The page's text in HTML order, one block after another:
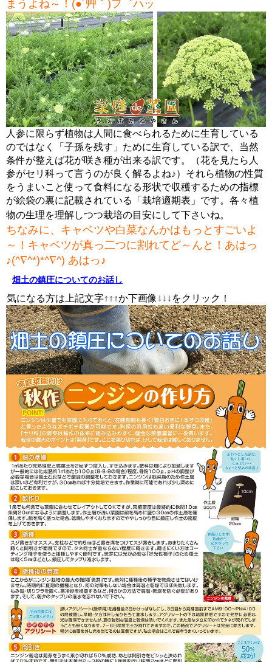
まうよね～！(●´艸｀)フ゛ハッ
人参に限らず植物は人間に食べられるために生育している
のではなく「子孫を残す」ために生育している訳で、当然
条件が整えば花が咲き種が出来る訳です。（花を見たら人
参がセリ科って言うのが良く解るよね♪）それら植物の性質
をうまいこと使って食料になる形状で収穫するための指標
が絵袋の裏に記載されている「栽培適期表」です。各々植
物の生理を理解しつつ栽培の目安にして下さいね。
ちなみに、キャベツや白菜なんかはもっとすごいよ
～！キャベツが真っ二つに割れてど～んと！あはっ
♪(^∇^*)*^∇^) あはっ♪
畑土の鎮圧についてのお話し
気になる方は上記文字↑↑↑か下画像↓↓↓をクリック！
↑↑↑ ↓↓↓